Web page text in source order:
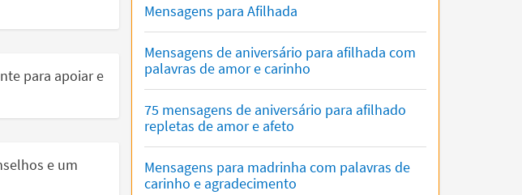
para apoiar e
e um
Mensagens para Afilhada
Mensagens de aniversário para afilhada com
palavras de amor e carinho
75 mensagens de aniversário para afilhado
repletas de amor e afeto
Mensagens para madrinha com palavras de
carinho e agradecimento